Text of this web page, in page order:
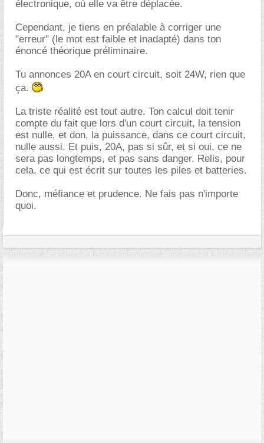
électronique, où elle va être déplacée.
Cependant, je tiens en préalable à corriger une
"erreur" (le mot est faible et inadapté) dans ton
énoncé théorique préliminaire.
Tu annonces 20A en court circuit, soit 24W, rien que
ça.
La triste réalité est tout autre. Ton calcul doit tenir
compte du fait que lors d'un court circuit, la tension
est nulle, et don, la puissance, dans ce court circuit,
nulle aussi. Et puis, 20A, pas si sûr, et si oui, ce ne
sera pas longtemps, et pas sans danger. Relis, pour
cela, ce qui est écrit sur toutes les piles et batteries.
Donc, méfiance et prudence. Ne fais pas n'importe
quoi.